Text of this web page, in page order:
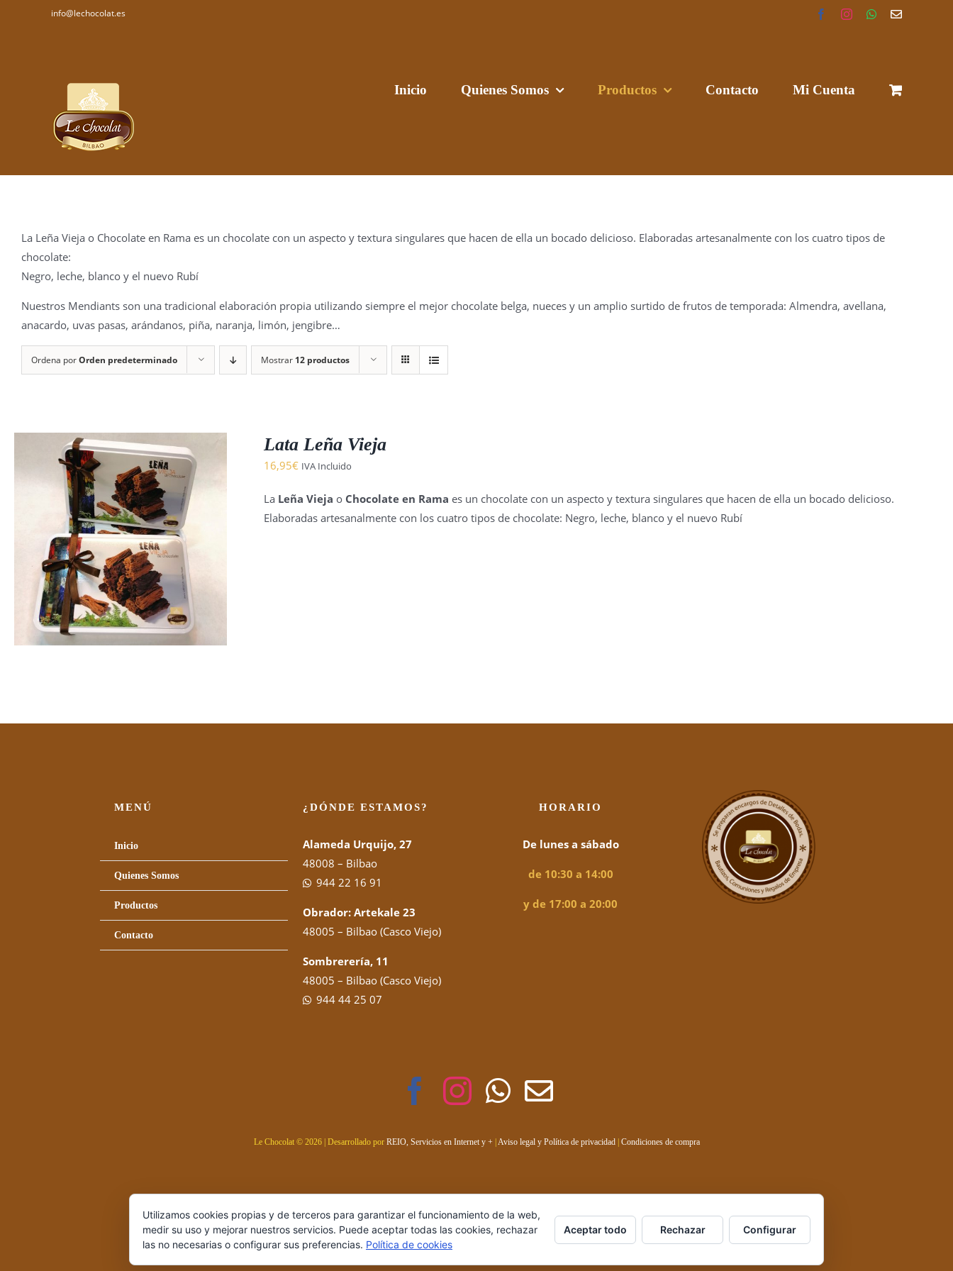
lechocolat.esSaltar
info@lechocolat.es FacebookInstagramWhatsApp
Correo
Inicio Quienes Somos Productos Contacto Mi Cuenta
La Leña Vieja o Chocolate en Rama es un chocolate con un aspecto y textura singulares que hacen de ella un bocado delicioso. Elaboradas artesanalmente con los cuatro tipos de
chocolate:
Negro, leche, blanco y el nuevo Rubí
Nuestros Mendiants son una tradicional elaboración propia utilizando siempre el mejor chocolate belga, nueces y un amplio surtido de frutos de temporada: Almendra, avellana,
anacardo, uvas pasas, arándanos, piña, naranja, limón, jengibre…
Ordena porOrden predeterminado Mostrar 12 productos
Lata Leña Vieja
16,95€ IVA Incluido
La Leña Vieja o Chocolate en Rama es un chocolate con un aspecto y textura singulares que hacen de ella un bocado delicioso.
Elaboradas artesanalmente con los cuatro tipos de chocolate: Negro, leche, blanco y el nuevo Rubí
MENÚ
Inicio
Quienes Somos
Productos
Contacto
¿DÓNDE ESTAMOS?
Alameda Urquijo, 27
48008 – Bilbao
944 22 16 91
Obrador: Artekale 23
48005 – Bilbao (Casco Viejo)
Sombrerería, 11
48005 – Bilbao (Casco Viejo)
944 44 25 07
HORARIO
De lunes a sábado
de 10:30 a 14:00
y de 17:00 a 20:00
Le Chocolat © 2026 | Desarrollado por REIO, Servicios en Internet y +| Aviso legal y Política de privacidad| Condiciones de compra
Utilizamos cookies propias y de terceros para garantizar el funcionamiento de la web,
medir su uso y mejorar nuestros servicios. Puede aceptar todas las cookies, rechazar
las no necesarias o configurar sus preferencias. Política de cookies
Aceptar todo Rechazar Configurar